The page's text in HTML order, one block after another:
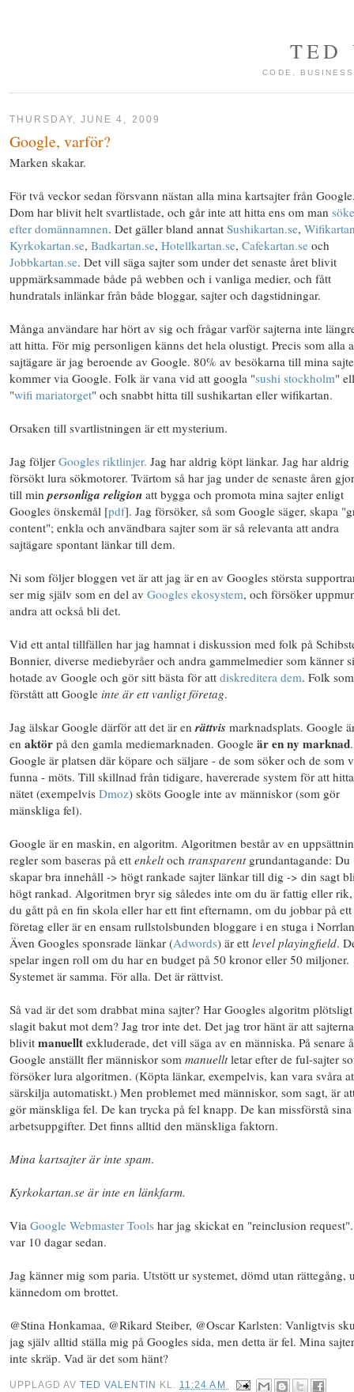
TED
CODE,
THURSDAY, JUNE 4, 2009
Google, varför?
Marken skakar.
För två veckor sedan försvann nästan alla mina kartsajter från
Dom har blivit helt svartlistade, och går inte att hitta ens om man
efter domännamnen. Det gäller bland annat Sushikartan.se,
Kyrkokartan.se, Badkartan.se, Hotellkartan.se, Cafekartan.se och
Jobbkartan.se. Det vill säga sajter som under det senaste året blivit
uppmärksammade både på webben och i vanliga medier, och fått
hundratals inlänkar från både bloggar, sajter och dagstidningar.
Många användare har hört av sig och frågar varför sajterna inte
att hitta. För mig personligen känns det hela olustigt. Precis som alla
sajtägare är jag beroende av Google. 80% av besökarna till mina
kommer via Google. Folk är vana vid att googla "sushi stockholm"
"wifi mariatorget" och snabbt hitta till sushikartan eller wifikartan.
Orsaken till svartlistningen är ett mysterium.
Jag följer Googles riktlinjer. Jag har aldrig köpt länkar. Jag har aldrig
försökt lura sökmotorer. Tvärtom så har jag under de senaste åren
till min personliga religion att bygga och promota mina sajter enligt
Googles önskemål [pdf]. Jag försöker, så som Google säger, skapa
content"; enkla och användbara sajter som är så relevanta att andra
sajtägare spontant länkar till dem.
Ni som följer bloggen vet är att jag är en av Googles största
ser mig själv som en del av Googles ekosystem, och försöker
andra att också bli det.
Vid ett antal tillfällen har jag hamnat i diskussion med folk på
Bonnier, diverse mediebyråer och andra gammelmedier som känner
hotade av Google och gör sitt bästa för att diskreditera dem. Folk
förstått att Google inte är ett vanligt företag.
Jag älskar Google därför att det är en rättvis marknadsplats. Google
en aktör på den gamla mediemarknaden. Google är en ny marknad.
Google är platsen där köpare och säljare - de som söker och de som
funna - möts. Till skillnad från tidigare, havererade system för att
nätet (exempelvis Dmoz) sköts Google inte av människor (som gör
mänskliga fel).
Google är en maskin, en algoritm. Algoritmen består av en
regler som baseras på ett enkeltoch transparentgrundantagande: Du
skapar bra innehåll -> högt rankade sajter länkar till dig -> din sagt
högt rankad. Algoritmen bryr sig således inte om du är fattig eller
du gått på en fin skola eller har ett fint efternamn, om du jobbar på
företag eller är en ensam rullstolsbunden bloggare i en stuga i
Även Googles sponsrade länkar (Adwords) är ett level playingfield.
spelar ingen roll om du har en budget på 50 kronor eller 50 miljoner.
Systemet är samma. För alla. Det är rättvist.
Så vad är det som drabbat mina sajter? Har Googles algoritm plötsligt
slagit bakut mot dem? Jag tror inte det. Det jag tror hänt är att sajterna
blivit manuellt exkluderade, det vill säga av en människa. På senare
Google anställt fler människor som manuelltletar efter de ful-sajter
försöker lura algoritmen. (Köpta länkar, exempelvis, kan vara svåra
särskilja automatiskt.) Men problemet med människor, som sagt, är
gör mänskliga fel. De kan trycka på fel knapp. De kan missförstå sina
arbetsuppgifter. Det finns alltid den mänskliga faktorn.
Mina kartsajter är inte spam.
Kyrkokartan.se är inte en länkfarm.
Via Google Webmaster Tools har jag skickat en "reinclusion
var 10 dagar sedan.
Jag känner mig som paria. Utstött ur systemet, dömd utan rättegång,
kännedom om brottet.
@Stina Honkamaa, @Rikard Steiber, @Oscar Karlsten: Vanligtvis
jag själv alltid ställa mig på Googles sida, men detta är fel. Mina
inte skräp. Vad är det som hänt?
UPPLAGD AVTED VALENTIN KL. 11:24 AM